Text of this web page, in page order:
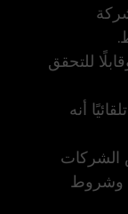
للتحقق
أنه
وشروط